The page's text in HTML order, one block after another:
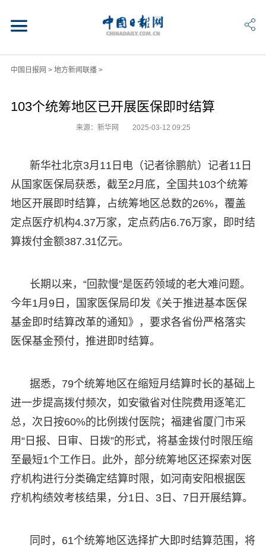
中国日报网 > 地方新闻联播>
103个统筹地区已开展医保即时结算
来源：新华网 2025-03-12 09:25
新华社北京3月11日电（记者徐鹏航）记者11日
从国家医保局获悉，截至2月底，全国共103个统筹
地区开展即时结算，占统筹地区总数的26%，覆盖
定点医疗机构4.37万家，定点药店6.76万家，即时结
算拨付金额387.31亿元。
长期以来，“回款慢”是医药领域的老大难问题。
今年1月9日，国家医保局印发《关于推进基本医保
基金即时结算改革的通知》，要求各省份严格落实
医保基金预付，推进即时结算。
据悉，79个统筹地区在缩短月结算时长的基础上
进一步提高拨付频次，如安徽省对住院费用逐笔汇
总，次日按60%的比例拨付医院；福建省厦门市采
用“日报、日审、日拨”的形式，将基金拨付时限压缩
至最短1个工作日。此外，部分统筹地区还探索对医
疗机构进行分类确定结算时限，如河南安阳根据医
疗机构绩效考核结果，分1日、3日、7日开展结算。
同时，61个统筹地区选择扩大即时结算范围，将